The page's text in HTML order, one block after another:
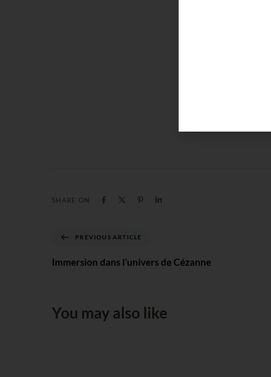
SHARE ON
PREVIOUS ARTICLE
Immersion dans l’univers de Cézanne
You may also like